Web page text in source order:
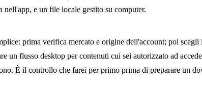
nell'app, e un file locale gestito su computer.
prima verifica mercato e origine dell'account; poi
un flusso desktop per contenuti cui sei autorizzato ad
È il controllo che farei per primo prima di preparare un